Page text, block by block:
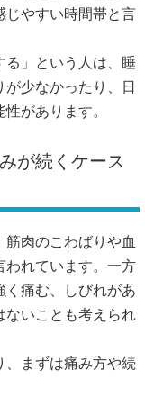
じやすい時間帯と言
る」という人は、睡
少なかったり、日
があります。
が続くケース
肉のこわばりや血
われています。一方
く痛む、しびれがあ
ないことも考えられ
、まずは痛み方や続